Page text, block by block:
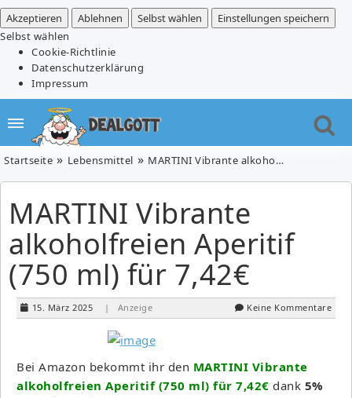
Akzeptieren
Ablehnen Selbst wählen
Einstellungen speichern
Selbst wählen
Cookie-Richtlinie
Datenschutzerklärung
Impressum
Startseite Lebensmittel MARTINI Vibrante alkoholfreien Aperitif (750 ml) für 7,42€
MARTINI Vibrante
alkoholfreien Aperitif
(750 ml) für 7,42€
15. März 2025 | Anzeige Keine Kommentare
Bei Amazon bekommt ihr den MARTINI Vibrante
alkoholfreien Aperitif (750 ml) für 7,42€ dank 5%